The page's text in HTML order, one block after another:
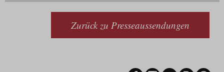
Zurück zu Presseaussendungen